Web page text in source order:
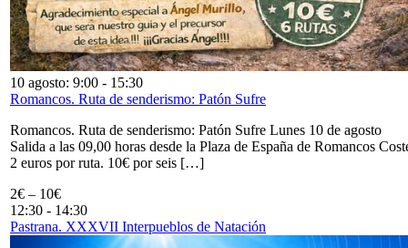
10 agosto: 9:00 - 15:30
Romancos. Ruta de senderismo: Patón Sufre
Romancos. Ruta de senderismo: Patón Sufre Lunes 10 de agosto
Salida a las 09,00 horas desde la Plaza de España de Romancos
2 euros por ruta. 10€ por seis […]
2€ – 10€
12:30 - 14:30
Pastrana. XXXVII Interpueblos de Natación